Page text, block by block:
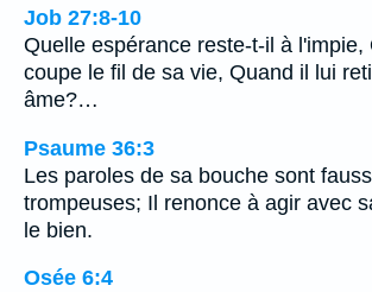
Job 27:8-10
Quelle espérance reste-t-il à l'impie,
coupe le fil de sa vie, Quand il lui
âme?…
Psaume 36:3
Les paroles de sa bouche sont
trompeuses; Il renonce à agir avec
le bien.
Osée 6:4